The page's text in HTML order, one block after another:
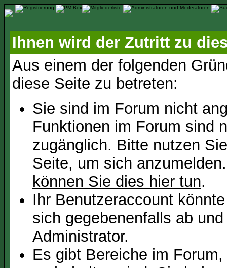
Ihnen wird der Zutritt zu
Aus einem der folgenden
diese Seite zu betreten:
Sie sind im Forum nicht
Funktionen im Forum sind
zugänglich. Bitte nutzen
Seite, um sich
können Sie dies hier tun.
Ihr Benutzeraccount
sich gegebenenfalls ab
Administrator.
Es gibt Bereiche im